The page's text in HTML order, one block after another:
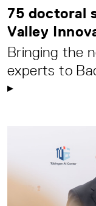
75 doctoral
Valley
Bringing the
experts to